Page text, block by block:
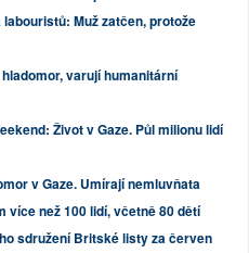
Muž zatčen, protože
varují humanitární
Život v Gaze. Půl milionu lidí
v Gaze. Umírají nemluvňata
více než 100 lidí, včetně 80 dětí
sdružení Britské listy za červen